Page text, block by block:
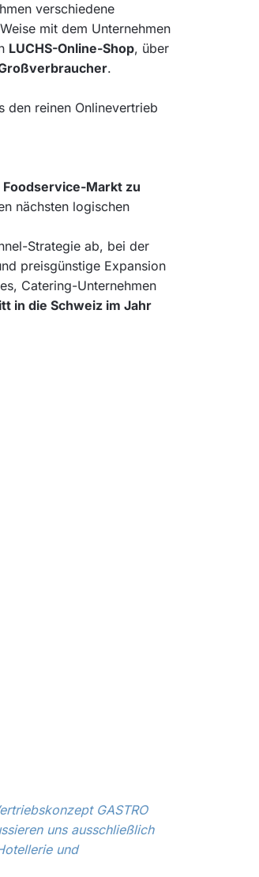
verschiedene
mit dem Unternehmen
LUCHS-Online-Shop, über
.
den reinen Onlinevertrieb
Markt zu
nächsten logischen
Strategie ab, bei der
preisgünstige Expansion
Catering-Unternehmen
in die Schweiz im Jahr
GASTRO
uns ausschließlich
und